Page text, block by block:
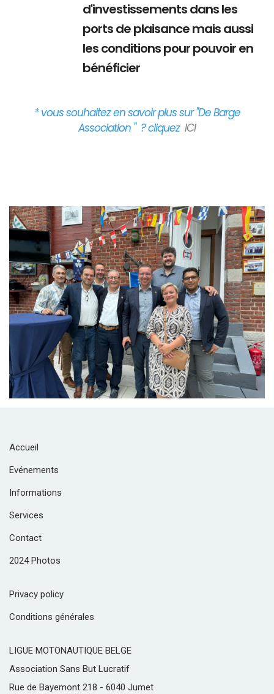
d'investissements dans les
ports de plaisance mais aussi
les conditions pour pouvoir en
bénéficier
* vous souhaitez en savoir plus sur "De Barge
Association " ? cliquez ICI
Branding
ARMCHAIR
Accueil
Evénements
Informations
Services
Contact
2024 Photos
Privacy policy
Conditions générales
LIGUE MOTONAUTIQUE BELGE
Association Sans But Lucratif
Rue de Bayemont 218 - 6040 Jumet